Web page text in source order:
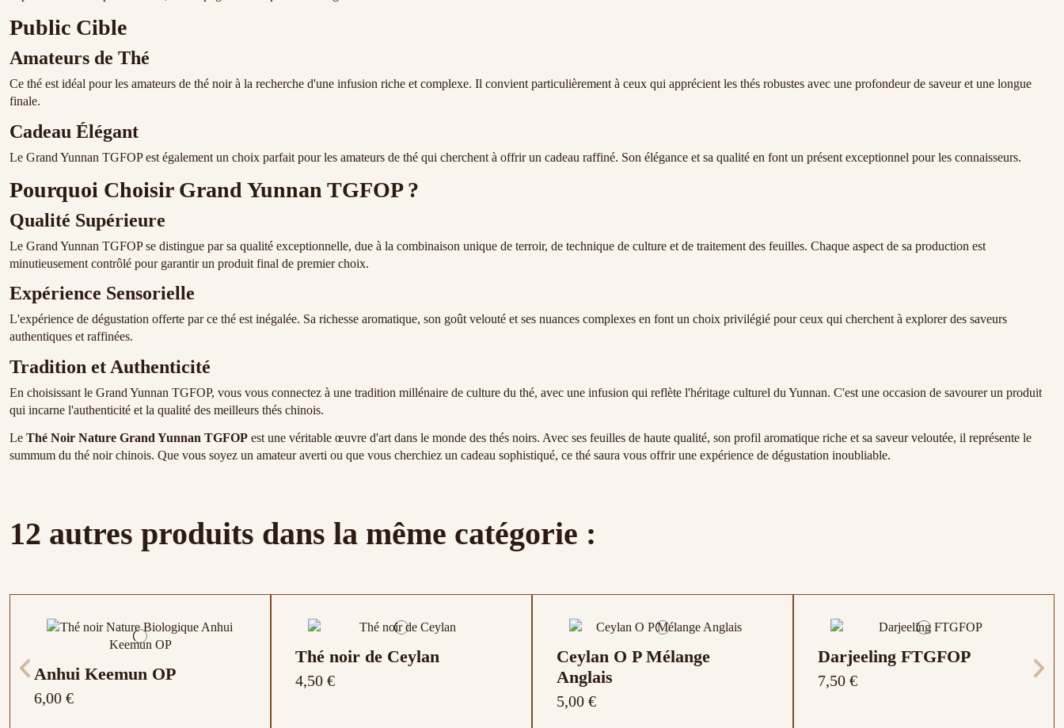
Public Cible
Amateurs de Thé
Ce thé est idéal pour les amateurs de thé noir à la recherche d'une infusion riche et complexe. Il convient particulièrement à ceux qui apprécient les thés robustes avec une profondeur de saveur et une longue
finale.
Cadeau Élégant
Le Grand Yunnan TGFOP est également un choix parfait pour les amateurs de thé qui cherchent à offrir un cadeau raffiné. Son élégance et sa qualité en font un présent exceptionnel pour les connaisseurs.
Pourquoi Choisir Grand Yunnan TGFOP ?
Qualité Supérieure
Le Grand Yunnan TGFOP se distingue par sa qualité exceptionnelle, due à la combinaison unique de terroir, de technique de culture et de traitement des feuilles. Chaque aspect de sa production est
minutieusement contrôlé pour garantir un produit final de premier choix.
Expérience Sensorielle
L'expérience de dégustation offerte par ce thé est inégalée. Sa richesse aromatique, son goût velouté et ses nuances complexes en font un choix privilégié pour ceux qui cherchent à explorer des saveurs
authentiques et raffinées.
Tradition et Authenticité
En choisissant le Grand Yunnan TGFOP, vous vous connectez à une tradition millénaire de culture du thé, avec une infusion qui reflète l'héritage culturel du Yunnan. C'est une occasion de savourer un produit
qui incarne l'authenticité et la qualité des meilleurs thés chinois.
Le Thé Noir Nature Grand Yunnan TGFOP est une véritable œuvre d'art dans le monde des thés noirs. Avec ses feuilles de haute qualité, son profil aromatique riche et sa saveur veloutée, il représente le
summum du thé noir chinois. Que vous soyez un amateur averti ou que vous cherchiez un cadeau sophistiqué, ce thé saura vous offrir une expérience de dégustation inoubliable.
12 autres produits dans la même catégorie :
Anhui Keemun OP
6,00 €
Thé noir de Ceylan
4,50 €
Ceylan O P Mélange
Anglais
5,00 €
Darjeeling FTGFOP
7,50 €